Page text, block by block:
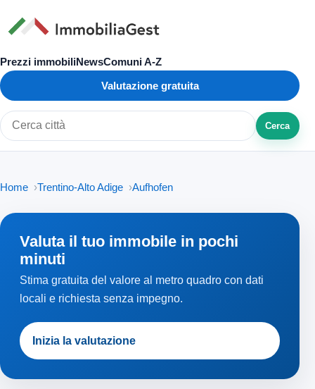
Prezzi immobiliNewsComuni A-Z
Valutazione gratuita
Cerca città o zona
Cerca
Home Trentino-Alto Adige Aufhofen
Valuta il tuo immobile in pochi
minuti
Stima gratuita del valore al metro quadro con dati
locali e richiesta senza impegno.
Inizia la valutazione